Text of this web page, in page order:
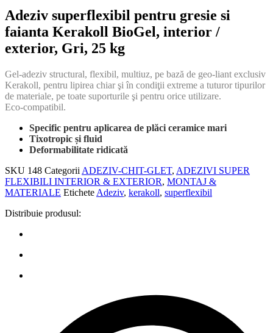
Adeziv superflexibil pentru gresie si
faianta Kerakoll BioGel, interior /
exterior, Gri, 25 kg
Gel‑adeziv structural, flexibil, multiuz, pe bază de geo‑liant exclusiv
Kerakoll, pentru lipirea chiar şi în condiţii extreme a tuturor tipurilor
de materiale, pe toate suporturile şi pentru orice utilizare.
Eco‑compatibil.
Specific pentru aplicarea de plăci ceramice mari
Tixotropic și fluid
Deformabilitate ridicată
SKU 148 Categorii ADEZIV-CHIT-GLET, ADEZIVI SUPER
FLEXIBILI INTERIOR & EXTERIOR, MONTAJ &
MATERIALE Etichete Adeziv, kerakoll, superflexibil
Distribuie produsul: